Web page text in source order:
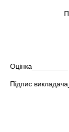
Оцінка_________
Підпис